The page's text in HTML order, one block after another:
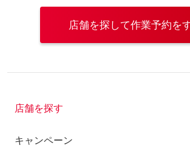
店舗を探して作業予約を
店舗を探す
キャンペーン